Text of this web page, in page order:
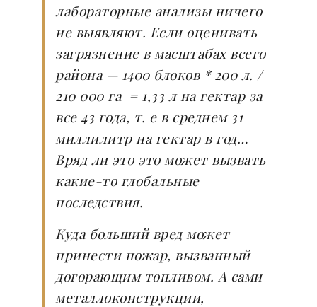
лабораторные анализы ничего
не выявляют. Если оценивать
загрязнение в масштабах всего
района — 1400 блоков * 200 л. /
210 000 га = 1,33 л на гектар за
все 43 года, т. е в среднем 31
миллилитр на гектар в год…
Вряд ли это это может вызвать
какие-то глобальные
последствия.
Куда больший вред может
принести пожар, вызванный
догорающим топливом. А сами
металлоконструкции,